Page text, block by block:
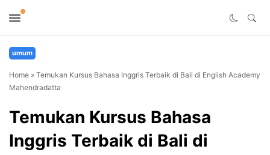
umum
Home » Temukan Kursus Bahasa Inggris Terbaik di Bali di English Academy
Mahendradatta
Temukan Kursus Bahasa
Inggris Terbaik di Bali di